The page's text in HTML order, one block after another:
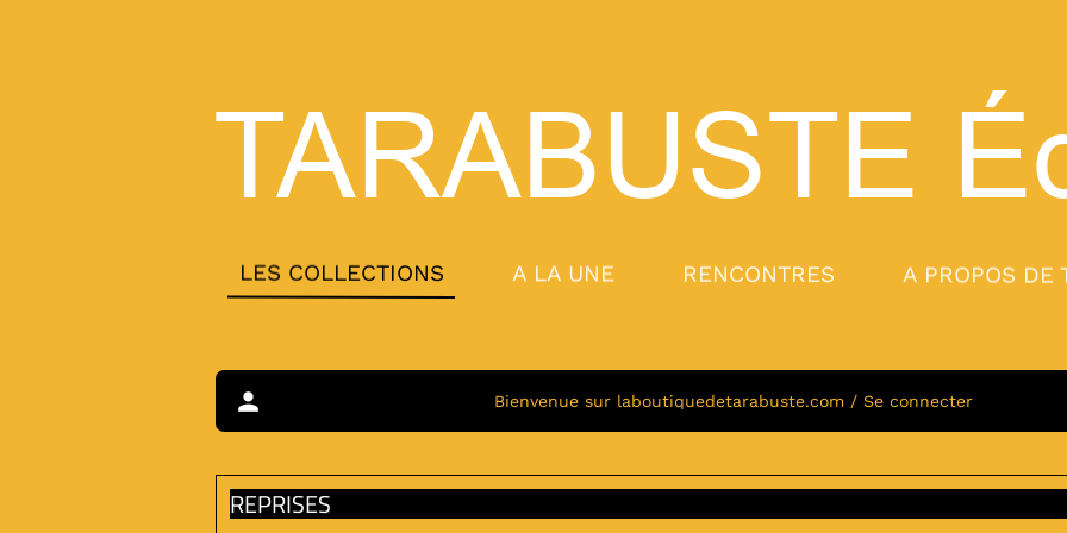
LES COLLECTIONS A LA UNE RENCONTRES A PROPOS DE
TARABUSTE
person Bienvenue sur laboutiquedetarabuste.com / Se connecter
REPRISES